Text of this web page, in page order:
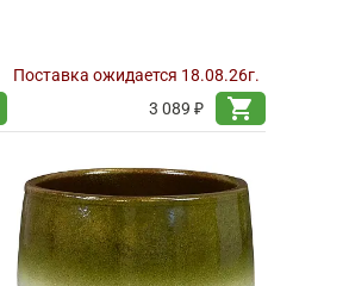
Поставка ожидается 18.08.26г.
3 089 ₽
shopping_cart